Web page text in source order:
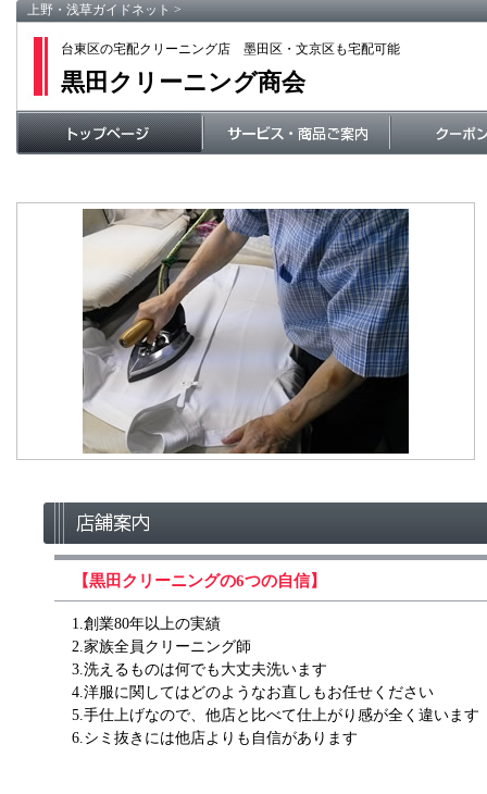
上野・浅草ガイドネット >
台東区の宅配クリーニング店 墨田区・文京区も宅配可能
黒田クリーニング商会
【黒田クリーニングの6つの自信】
1.創業80年以上の実績
2.家族全員クリーニング師
3.洗えるものは何でも大丈夫洗います
4.洋服に関してはどのようなお直しもお任せください
5.手仕上げなので、他店と比べて仕上がり感が全く違います
6.シミ抜きには他店よりも自信があります